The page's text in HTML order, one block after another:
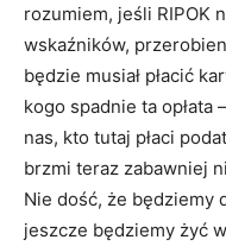
rozumiem, jeśli RIPOK
wskaźników,
będzie musiał płacić
kogo spadnie ta opłata
nas, kto tutaj płaci
brzmi teraz zabawniej
Nie dość, że będziemy
jeszcze będziemy żyć